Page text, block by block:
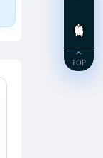
TOP